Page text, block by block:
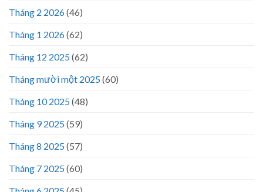
Tháng 2 2026(46)
Tháng 1 2026(62)
Tháng 12 2025(62)
Tháng mười một 2025(60)
Tháng 10 2025(48)
Tháng 9 2025(59)
Tháng 8 2025(57)
Tháng 7 2025(60)